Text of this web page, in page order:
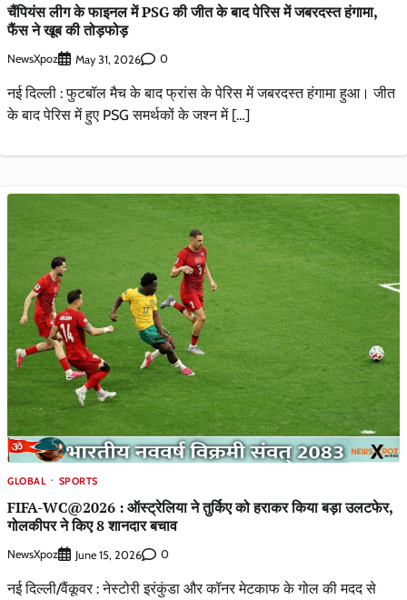
चैंपियंस लीग के फाइनल में PSG की जीत के बाद पेरिस में जबरदस्त हंगामा,
फैंस ने खूब की तोड़फोड़
NewsXpoz May 31, 2026 0
नई दिल्ली : फुटबॉल मैच के बाद फ्रांस के पेरिस में जबरदस्त हंगामा हुआ। जीत
के बाद पेरिस में हुए PSG समर्थकों के जश्न में […]
GLOBAL SPORTS
FIFA-WC@2026 : ऑस्ट्रेलिया ने तुर्किए को हराकर किया बड़ा उलटफेर,
गोलकीपर ने किए 8 शानदार बचाव
NewsXpoz June 15, 2026 0
नई दिल्ली/वैंकूवर : नेस्टोरी इरंकुंडा और कॉनर मेटकाफ के गोल की मदद से